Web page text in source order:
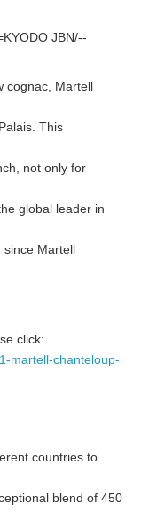
JBN/--
Martell
This
not only for
global leader in
Martell
click:
martell-chanteloup-
countries to
blend of 450